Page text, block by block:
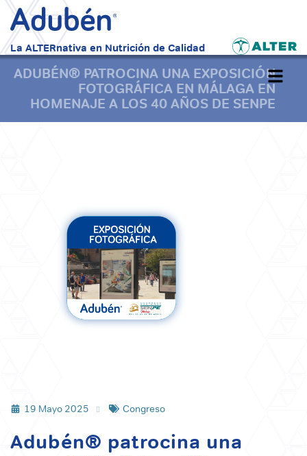
La ALTERnativa en Nutrición de Calidad
Alternar
ADUBÉN® PATROCINA UNA EXPOSICIÓN
FOTOGRÁFICA EN MÁLAGA EN
HOMENAJE A LOS 40 AÑOS DE SENPE
19 Mayo 2025 Congreso
Adubén® patrocina una